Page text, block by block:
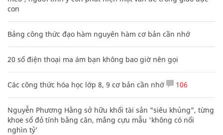
con
Bảng công thức đạo hàm nguyên hàm cơ bản cần nhớ
20 số điện thoại ma ám bạn không bao giờ nên gọi
Các công thức hóa học lớp 8, 9 cơ bản cần nhớ 106
Nguyễn Phương Hằng sở hữu khối tài sản "siêu khủng", từng
khoe sổ đỏ tính bằng cân, mắng cựu mẫu 'không có nổi
nghìn tỷ'